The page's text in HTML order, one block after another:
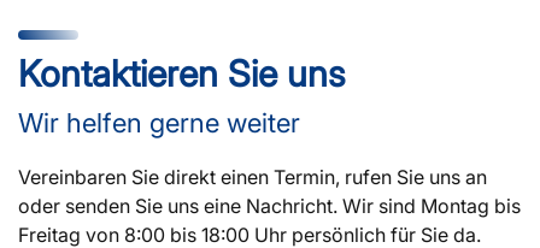
Kontaktieren Sie uns
Wir helfen gerne weiter
Vereinbaren Sie direkt einen Termin, rufen Sie uns an
oder senden Sie uns eine Nachricht. Wir sind Montag bis
Freitag von 8:00 bis 18:00 Uhr persönlich für Sie da.